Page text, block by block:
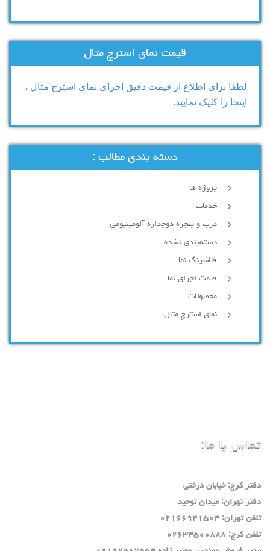
قیمت نمای استرچ متال
لطفا برای اطلاع از قیمت دقیق اجرای نمای استرچ متال ،
اینجا را کلیک نمایید.
دسته بندی مطالب :
پروژه ها
خدمات
درب و پنجره دوجداره آلومینیومی
دسته‌بندی نشده
فلاشینگ نما
قیمت اجرای نما
محصولات
نمای استرچ متال
تماس با ما:
دفتر كرج: خيابان درختي
دفتر تهران: ميدان توحيد
تلفن تهران: ٠٢١٦٦٩٤١٥٠٣
تلفن كرج: ٠٢٦٣٣٥٠٠٨٨٨